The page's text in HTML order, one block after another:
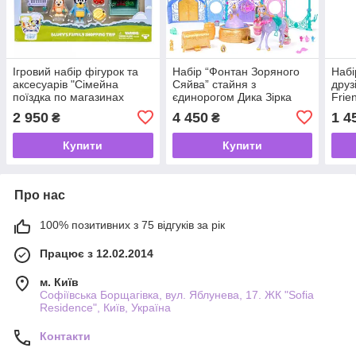
Ігровий набір фігурок та
аксесуарів "Сімейна
поїздка по магазинах
2 950 ₴
Купити
Набір “Фонтан Зоряного
Сяйва” стайня з
єдинорогом Дика Зірка
аксесуарами "Академія
єдинорогів " Unicorn
4 450₴
Купити
1
Про нас
100% позитивних з 75 відгуків за рік
Працює з 12.02.2014
м. Київ
Софіївська Борщагівка, вул. Яблунева, 17. ЖК "Sofia
Residence", Київ, Україна
Контакти